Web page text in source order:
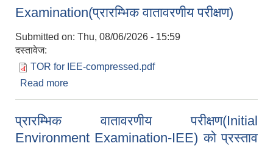
Examination(प्रारम्भिक वातावरणीय परीक्षण)
Submitted on: Thu, 08/06/2026 - 15:59
दस्तावेज:
TOR for IEE-compressed.pdf
Read more
प्रारम्भिक वातावरणीय परीक्षण(Initial
Environment Examination-IEE) को प्रस्ताव